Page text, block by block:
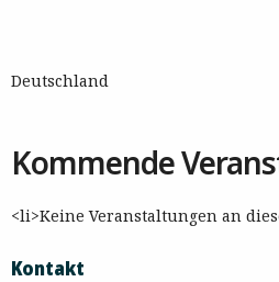
Deutschland
Kommende
<li>Keine Veranstaltungen an
Kontakt